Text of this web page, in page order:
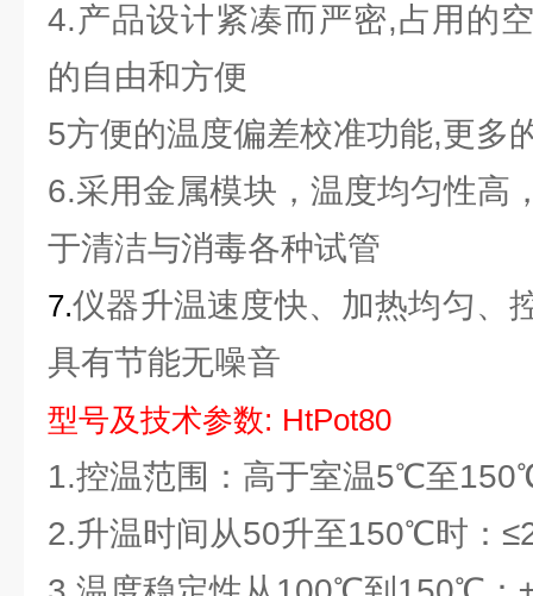
4.产品设计紧凑而严密,占用的
的自由和方便
5方便的温度偏差校准功能,更多
6.采用金属模块，温度均匀性高
于清洁与消毒各种试管
7.仪器升温速度快、加热均匀、
具有节能无噪音
型号及技术参数: HtPot80
1.控温范围：高于室温5℃至
2.升温时间从50升至150℃时：